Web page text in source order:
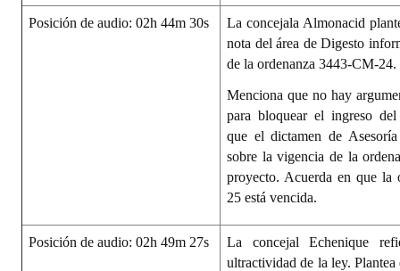
Posición de audio: 02h 44m 30s
La concejala Almonacid
nota del área de Digesto
de la ordenanza 3443-CM-24.
Menciona que no hay
para bloquear el ingreso
que el dictamen de
sobre la vigencia de la
proyecto. Acuerda en que la
25 está vencida.
Posición de audio: 02h 49m 27s
La concejal Echenique
ultractividad de la ley. Plantea